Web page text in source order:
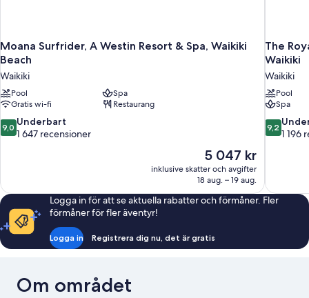
Moana Surfrider, A Westin Resort & Spa, Waikiki
Beach
Waikiki
Pool
Spa
Gratis wi-fi
Restaurang
9.0
av
9,0 Underbart
1 647 recensioner
Priset
är
5 047 kr
5 047 kr
inklusive skatter och avgifter
18 aug. – 19 aug.
The
Waikiki
Waikiki
Pool
Spa
9.2
av
9,2
1 196
Logga in för att se aktuella rabatter och förmåner. Fler
förmåner för fler äventyr!
Logga in Registrera dig nu, det är gratis
Om området